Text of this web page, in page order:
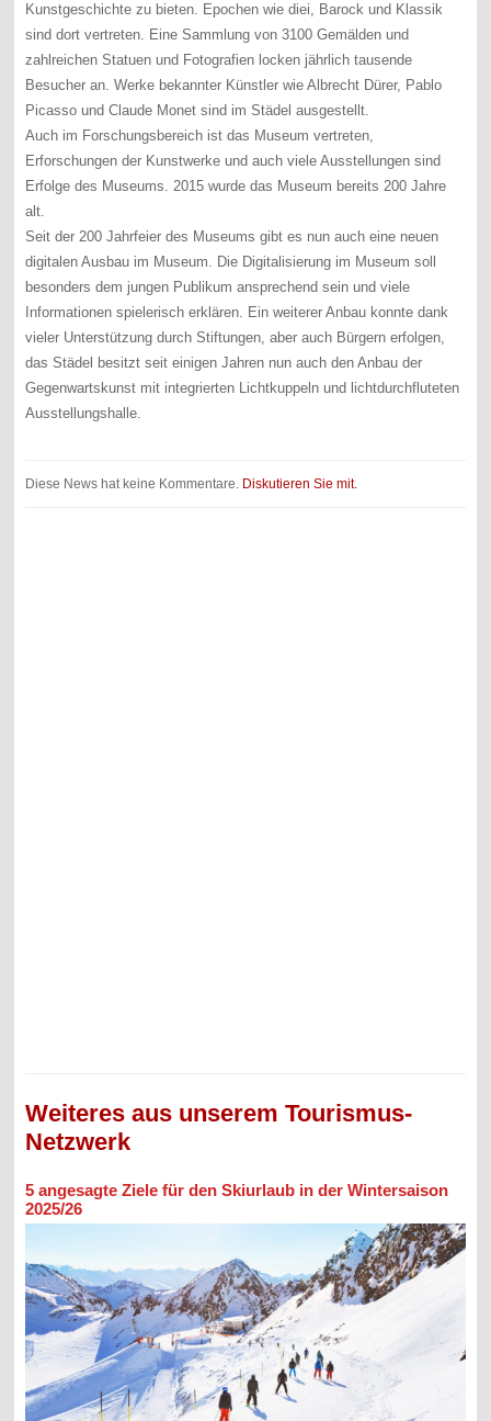
Kunstgeschichte zu bieten. Epochen wie diei, Barock und Klassik
sind dort vertreten. Eine Sammlung von 3100 Gemälden und
zahlreichen Statuen und Fotografien locken jährlich tausende
Besucher an. Werke bekannter Künstler wie Albrecht Dürer, Pablo
Picasso und Claude Monet sind im Städel ausgestellt.
Auch im Forschungsbereich ist das Museum vertreten,
Erforschungen der Kunstwerke und auch viele Ausstellungen sind
Erfolge des Museums. 2015 wurde das Museum bereits 200 Jahre
alt.
Seit der 200 Jahrfeier des Museums gibt es nun auch eine neuen
digitalen Ausbau im Museum. Die Digitalisierung im Museum soll
besonders dem jungen Publikum ansprechend sein und viele
Informationen spielerisch erklären. Ein weiterer Anbau konnte dank
vieler Unterstützung durch Stiftungen, aber auch Bürgern erfolgen,
das Städel besitzt seit einigen Jahren nun auch den Anbau der
Gegenwartskunst mit integrierten Lichtkuppeln und lichtdurchfluteten
Ausstellungshalle.
Diese News hat keine Kommentare. Diskutieren Sie mit.
Weiteres aus unserem Tourismus-
Netzwerk
5 angesagte Ziele für den Skiurlaub in der Wintersaison
2025/26